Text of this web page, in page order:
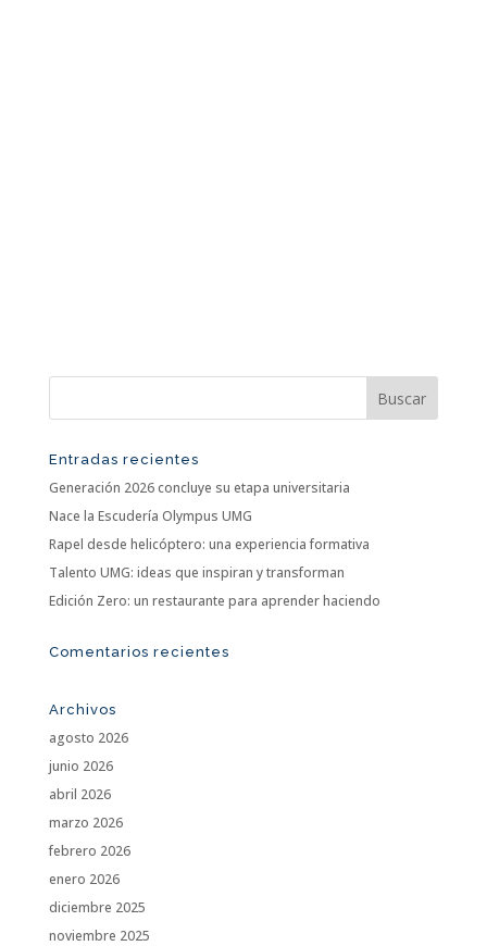
Entradas recientes
Generación 2026 concluye su etapa universitaria
Nace la Escudería Olympus UMG
Rapel desde helicóptero: una experiencia formativa
Talento UMG: ideas que inspiran y transforman
Edición Zero: un restaurante para aprender haciendo
Comentarios recientes
Archivos
agosto 2026
junio 2026
abril 2026
marzo 2026
febrero 2026
enero 2026
diciembre 2025
noviembre 2025